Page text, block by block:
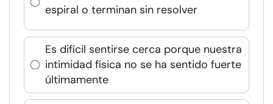
espiral o terminan sin resolver
Es difícil sentirse cerca porque nuestra
intimidad física no se ha sentido fuerte
últimamente